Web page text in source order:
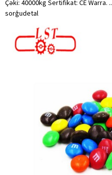
Çəki: 40000kg Sertifikat: CE Warra. ..
sorğudetal